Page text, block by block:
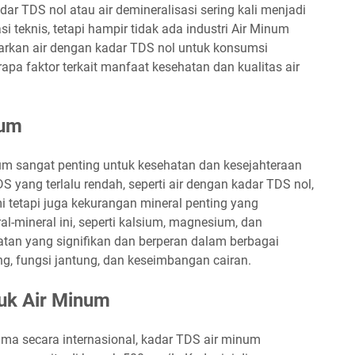
TDS nol atau air demineralisasi sering kali menjadi
teknis, tetapi hampir tidak ada industri Air Minum
air dengan kadar TDS nol untuk konsumsi
faktor terkait manfaat kesehatan dan kualitas air
sangat penting untuk kesehatan dan kesejahteraan
yang terlalu rendah, seperti air dengan kadar TDS nol,
juga kekurangan mineral penting yang
mineral ini, seperti kalsium, magnesium, dan
yang signifikan dan berperan dalam berbagai
fungsi jantung, dan keseimbangan cairan.
Air Minum
secara internasional, kadar TDS air minum